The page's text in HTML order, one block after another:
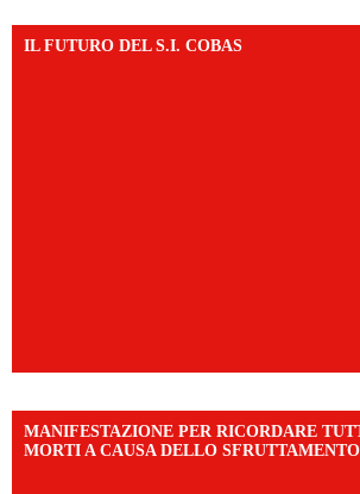
IL FUTURO DEL S.I. COBAS
MANIFESTAZIONE PER RICORDARE
MORTI A CAUSA DELLO SFRUTTAMENTO